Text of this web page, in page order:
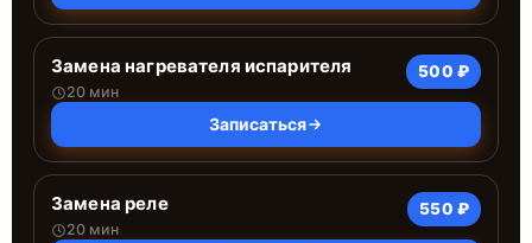
Замена нагревателя испарителя
20 мин
500 ₽
Записаться
Замена реле
20 мин
550 ₽